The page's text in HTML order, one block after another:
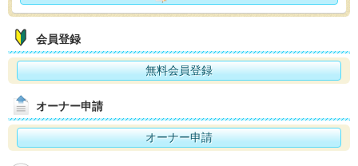
会員登録
無料会員登録
オーナー申請
オーナー申請